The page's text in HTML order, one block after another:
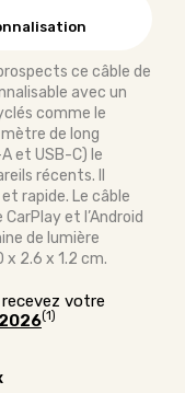
ce câble de
avec un
comme le
mètre de long
et USB-C) le
récents. Il
rapide. Le câble
et l’Android
de lumière
x 2.6 x 1.2 cm.
votre
(1)